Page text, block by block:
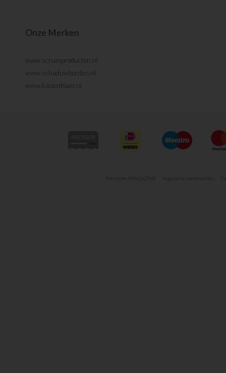
Onze Merken
www.scrumproducten.nl
www.schaduwborden.nl
www.kaizenfoam.nl
Pre-order MAGAZINE Algemene voorwaarden